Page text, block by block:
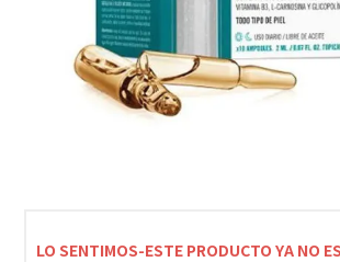
LO SENTIMOS-ESTE PRODUCTO YA NO